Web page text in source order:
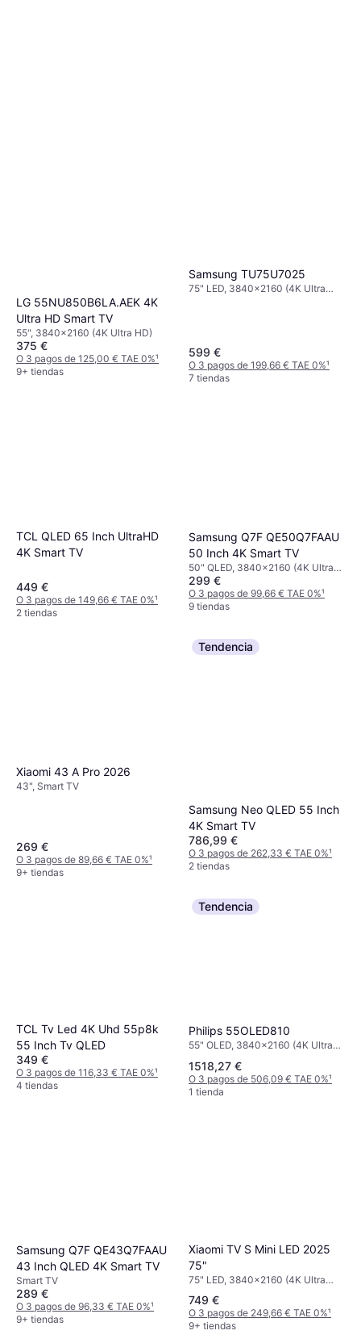
LG 55NU850B6LA.AEK 4K
Ultra HD Smart TV
55", 3840x2160 (4K Ultra HD)
375 €
O 3 pagos de 125,00 € TAE 0%¹
9+ tiendas
Samsung TU75U7025
75" LED, 3840x2160 (4K Ultra
599 €
O 3 pagos de 199,66 € TAE 0%¹
7 tiendas
TCL QLED 65 Inch UltraHD
4K Smart TV
449 €
O 3 pagos de 149,66 € TAE 0%¹
2 tiendas
Samsung Q7F QE50Q7FAAU
50 Inch 4K Smart TV
50" QLED, 3840x2160 (4K Ultra
HD), Smart TV
299 €
O 3 pagos de 99,66 € TAE 0%¹
9 tiendas
Xiaomi 43 A Pro 2026
43", Smart TV
269 €
O 3 pagos de 89,66 € TAE 0%¹
9+ tiendas
Tendencia
Samsung Neo QLED 55 Inch
4K Smart TV
786,99 €
O 3 pagos de 262,33 € TAE 0%¹
2 tiendas
TCL Tv Led 4K Uhd 55p8k
55 Inch Tv QLED
349 €
O 3 pagos de 116,33 € TAE 0%¹
4 tiendas
Tendencia
Philips 55OLED810
55" OLED, 3840x2160 (4K Ultra
1518,27 €
O 3 pagos de 506,09 € TAE 0%¹
1 tienda
Samsung Q7F QE43Q7FAAU
43 Inch QLED 4K Smart TV
Smart TV
289 €
O 3 pagos de 96,33 € TAE 0%¹
9+ tiendas
Xiaomi TV S Mini LED 2025
75"
75" LED, 3840x2160 (4K Ultra
HD), Smart TV
749 €
O 3 pagos de 249,66 € TAE 0%¹
9+ tiendas